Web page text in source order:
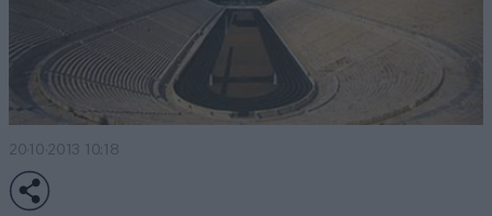
20·10·2013 10:18